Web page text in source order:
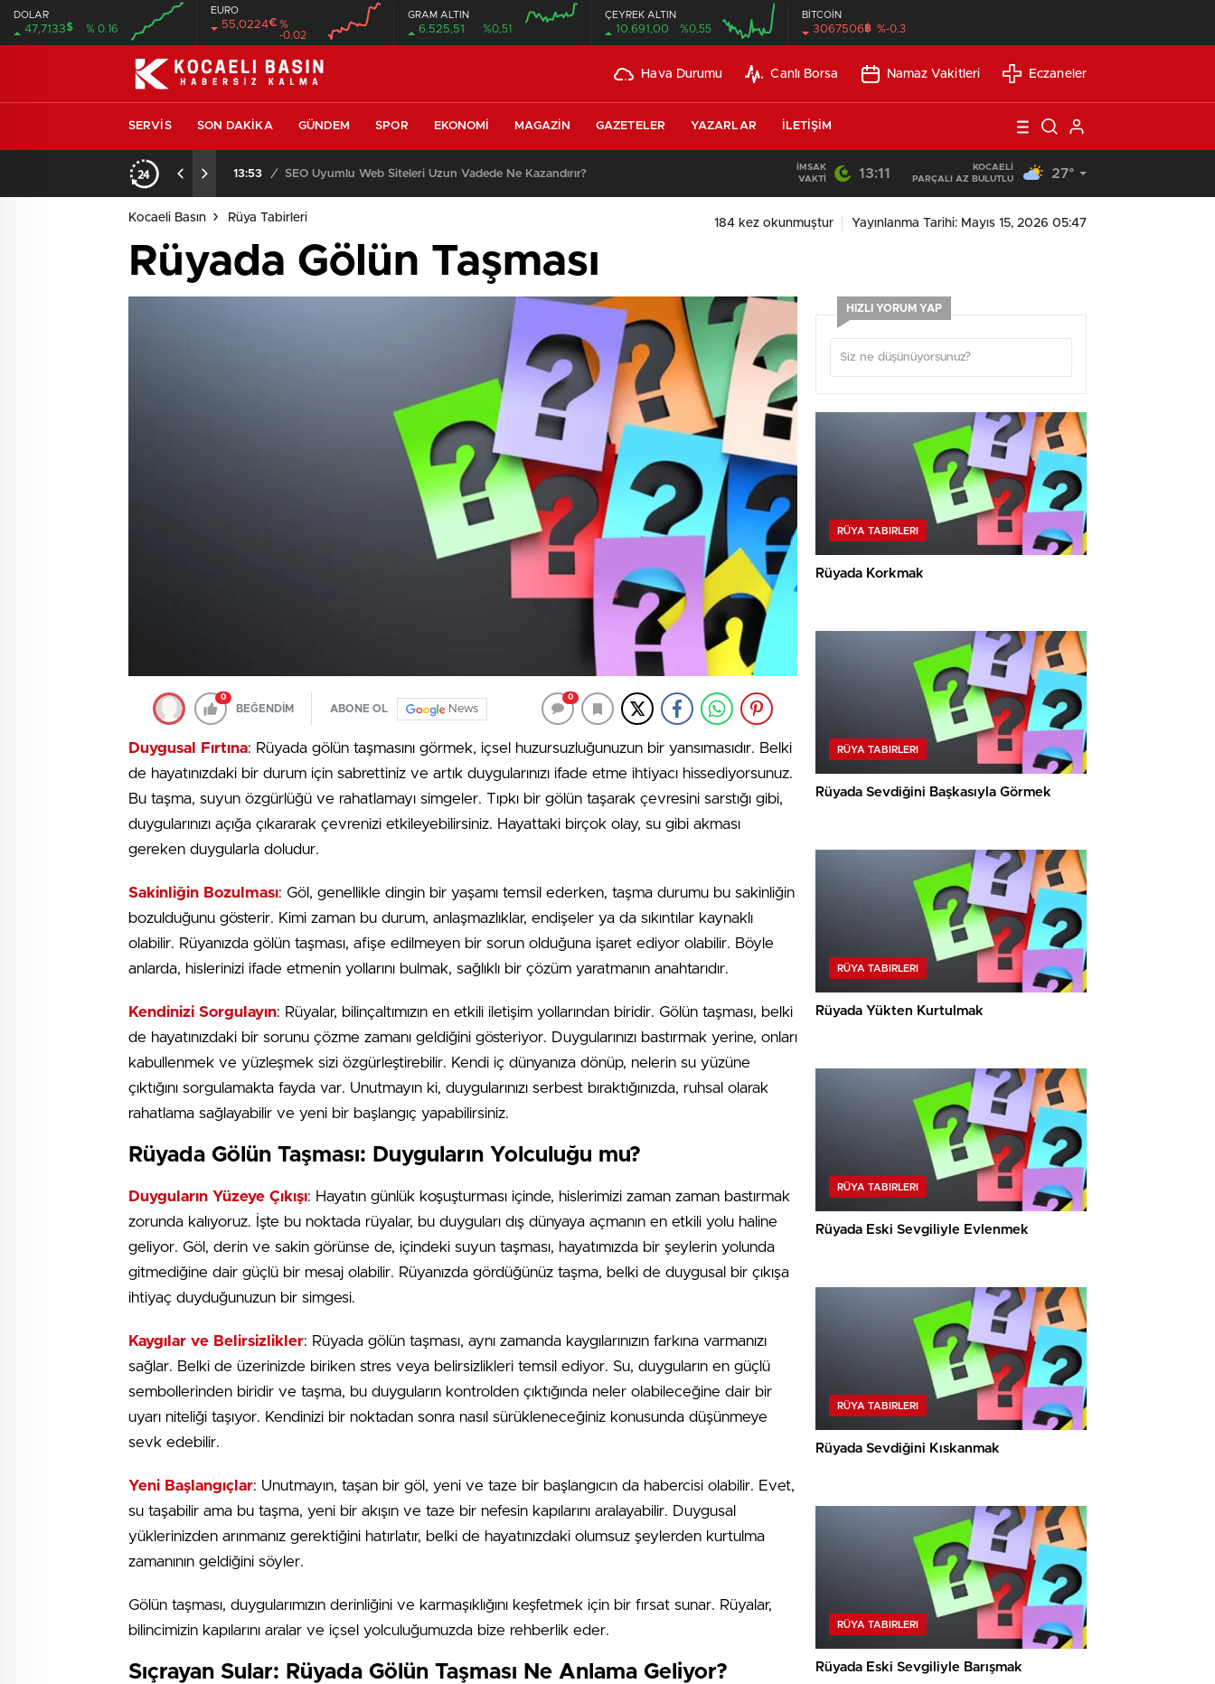
DOLAR
47,7133$ % 0.16
EURO
55,0224€ %
-0.02
GRAM ALTIN
6.525,51 %0,51
ÇEYREK ALTIN
10.691,00 %0,55
BİTCOİN
3067506฿ %-0.3
Hava Durumu Canlı Borsa Namaz Vakitleri Eczaneler
SERVIS SON DAKIKA GÜNDEM SPOR EKONOMI MAGAZIN GAZETELER YAZARLAR İLETIŞIM
13:53 / SEO Uyumlu Web Siteleri Uzun Vadede Ne Kazandırır? 21:21 Günlük Okuma Süresi Az Olanlar İçin Etkili Okuma
İMSAK
VAKTI
13:11
KOCAELI
PARÇALI AZ BULUTLU
27°
Kocaeli Basın Rüya Tabirleri 184 kez okunmuştur Yayınlanma Tarihi: Mayıs 15, 2026 05:47
Rüyada Gölün Taşması
0
BEĞENDİM ABONE OL News
0
Duygusal Fırtına: Rüyada gölün taşmasını görmek, içsel huzursuzluğunuzun bir yansımasıdır. Belki
de hayatınızdaki bir durum için sabrettiniz ve artık duygularınızı ifade etme ihtiyacı hissediyorsunuz.
Bu taşma, suyun özgürlüğü ve rahatlamayı simgeler. Tıpkı bir gölün taşarak çevresini sarstığı gibi,
duygularınızı açığa çıkararak çevrenizi etkileyebilirsiniz. Hayattaki birçok olay, su gibi akması
gereken duygularla doludur.
Sakinliğin Bozulması: Göl, genellikle dingin bir yaşamı temsil ederken, taşma durumu bu sakinliğin
bozulduğunu gösterir. Kimi zaman bu durum, anlaşmazlıklar, endişeler ya da sıkıntılar kaynaklı
olabilir. Rüyanızda gölün taşması, afişe edilmeyen bir sorun olduğuna işaret ediyor olabilir. Böyle
anlarda, hislerinizi ifade etmenin yollarını bulmak, sağlıklı bir çözüm yaratmanın anahtarıdır.
Kendinizi Sorgulayın: Rüyalar, bilinçaltımızın en etkili iletişim yollarından biridir. Gölün taşması, belki
de hayatınızdaki bir sorunu çözme zamanı geldiğini gösteriyor. Duygularınızı bastırmak yerine, onları
kabullenmek ve yüzleşmek sizi özgürleştirebilir. Kendi iç dünyanıza dönüp, nelerin su yüzüne
çıktığını sorgulamakta fayda var. Unutmayın ki, duygularınızı serbest bıraktığınızda, ruhsal olarak
rahatlama sağlayabilir ve yeni bir başlangıç yapabilirsiniz.
Rüyada Gölün Taşması: Duyguların Yolculuğu mu?
Duyguların Yüzeye Çıkışı: Hayatın günlük koşuşturması içinde, hislerimizi zaman zaman bastırmak
zorunda kalıyoruz. İşte bu noktada rüyalar, bu duyguları dış dünyaya açmanın en etkili yolu haline
geliyor. Göl, derin ve sakin görünse de, içindeki suyun taşması, hayatımızda bir şeylerin yolunda
gitmediğine dair güçlü bir mesaj olabilir. Rüyanızda gördüğünüz taşma, belki de duygusal bir çıkışa
ihtiyaç duyduğunuzun bir simgesi.
Kaygılar ve Belirsizlikler: Rüyada gölün taşması, aynı zamanda kaygılarınızın farkına varmanızı
sağlar. Belki de üzerinizde biriken stres veya belirsizlikleri temsil ediyor. Su, duyguların en güçlü
sembollerinden biridir ve taşma, bu duyguların kontrolden çıktığında neler olabileceğine dair bir
uyarı niteliği taşıyor. Kendinizi bir noktadan sonra nasıl sürükleneceğiniz konusunda düşünmeye
sevk edebilir.
Yeni Başlangıçlar: Unutmayın, taşan bir göl, yeni ve taze bir başlangıcın da habercisi olabilir. Evet,
su taşabilir ama bu taşma, yeni bir akışın ve taze bir nefesin kapılarını aralayabilir. Duygusal
yüklerinizden arınmanız gerektiğini hatırlatır, belki de hayatınızdaki olumsuz şeylerden kurtulma
zamanının geldiğini söyler.
Gölün taşması, duygularımızın derinliğini ve karmaşıklığını keşfetmek için bir fırsat sunar. Rüyalar,
bilincimizin kapılarını aralar ve içsel yolculuğumuzda bize rehberlik eder.
Sıçrayan Sular: Rüyada Gölün Taşması Ne Anlama Geliyor?
HIZLI YORUM YAP
RÜYA TABIRLERI
Rüyada Korkmak
RÜYA TABIRLERI
Rüyada Sevdiğini Başkasıyla Görmek
RÜYA TABIRLERI
Rüyada Yükten Kurtulmak
RÜYA TABIRLERI
Rüyada Eski Sevgiliyle Evlenmek
RÜYA TABIRLERI
Rüyada Sevdiğini Kıskanmak
RÜYA TABIRLERI
Rüyada Eski Sevgiliyle Barışmak